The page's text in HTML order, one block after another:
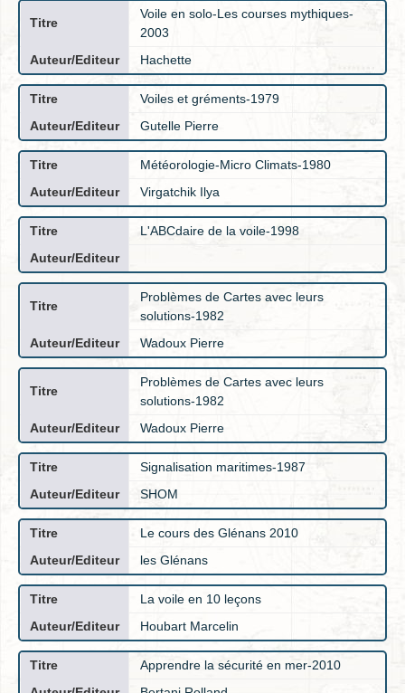
Voile en solo-Les courses mythiques-
2003
Hachette
Voiles et gréments-1979
Gutelle Pierre
Météorologie-Micro Climats-1980
Virgatchik Ilya
L'ABCdaire de la voile-1998
Problèmes de Cartes avec leurs
solutions-1982
Wadoux Pierre
Problèmes de Cartes avec leurs
solutions-1982
Wadoux Pierre
Signalisation maritimes-1987
SHOM
Le cours des Glénans 2010
les Glénans
La voile en 10 leçons
Houbart Marcelin
Apprendre la sécurité en mer-2010